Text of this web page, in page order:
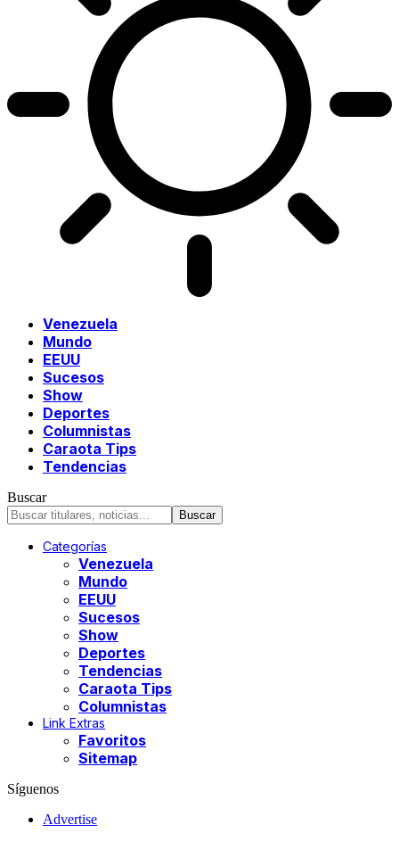
Venezuela
Mundo
EEUU
Sucesos
Show
Deportes
Columnistas
Caraota Tips
Tendencias
Buscar
Categorías
Venezuela
Mundo
EEUU
Sucesos
Show
Deportes
Tendencias
Caraota Tips
Columnistas
Link Extras
Favoritos
Sitemap
Síguenos
Advertise